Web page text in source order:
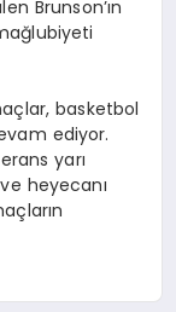
Brunson’ın
basketbol
ediyor.
yarı
heyecanı